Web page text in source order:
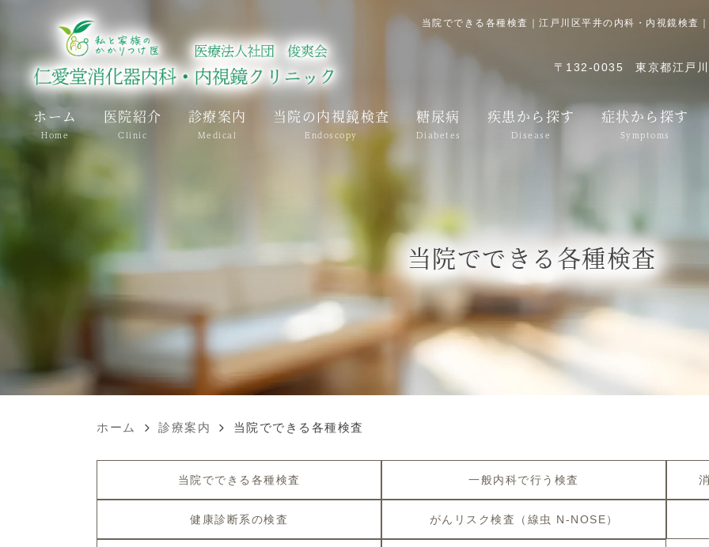
当院でできる各種検査｜江戸川区平井の内科・内視鏡検査
〒132-0035 東京都江戸
ホーム
Home
医院紹介
Clinic
診療案内
Medical
当院の内視鏡検査
Endoscopy
糖尿病
Diabetes
疾患から探す
Disease
症状から探す
Symptoms
当院でできる各種検査
ホーム 診療案内 当院でできる各種検査
当院でできる各種検査 一般内科で行う検査
健康診断系の検査 がんリスク検査（線虫 N-NOSE）